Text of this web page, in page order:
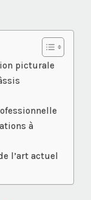
picturale
à
l’art actuel